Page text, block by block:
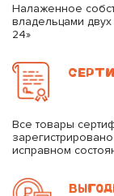
Налаженное
владельцами
24»
Все товары
исправном